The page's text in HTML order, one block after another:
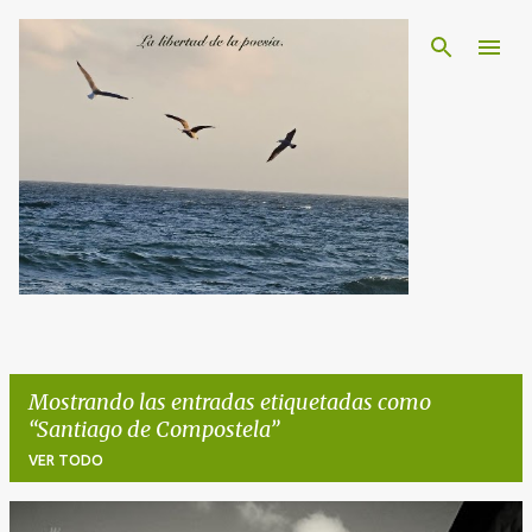
Ir al contenido principal
Mostrando las entradas etiquetadas como
Santiago de Compostela
VER TODO